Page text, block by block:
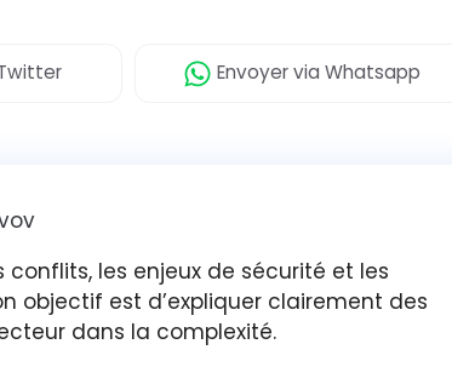
Envoyervia Whatsapp
les enjeux de sécurité et les
objectif est d’expliquer clairement des
dans la complexité.